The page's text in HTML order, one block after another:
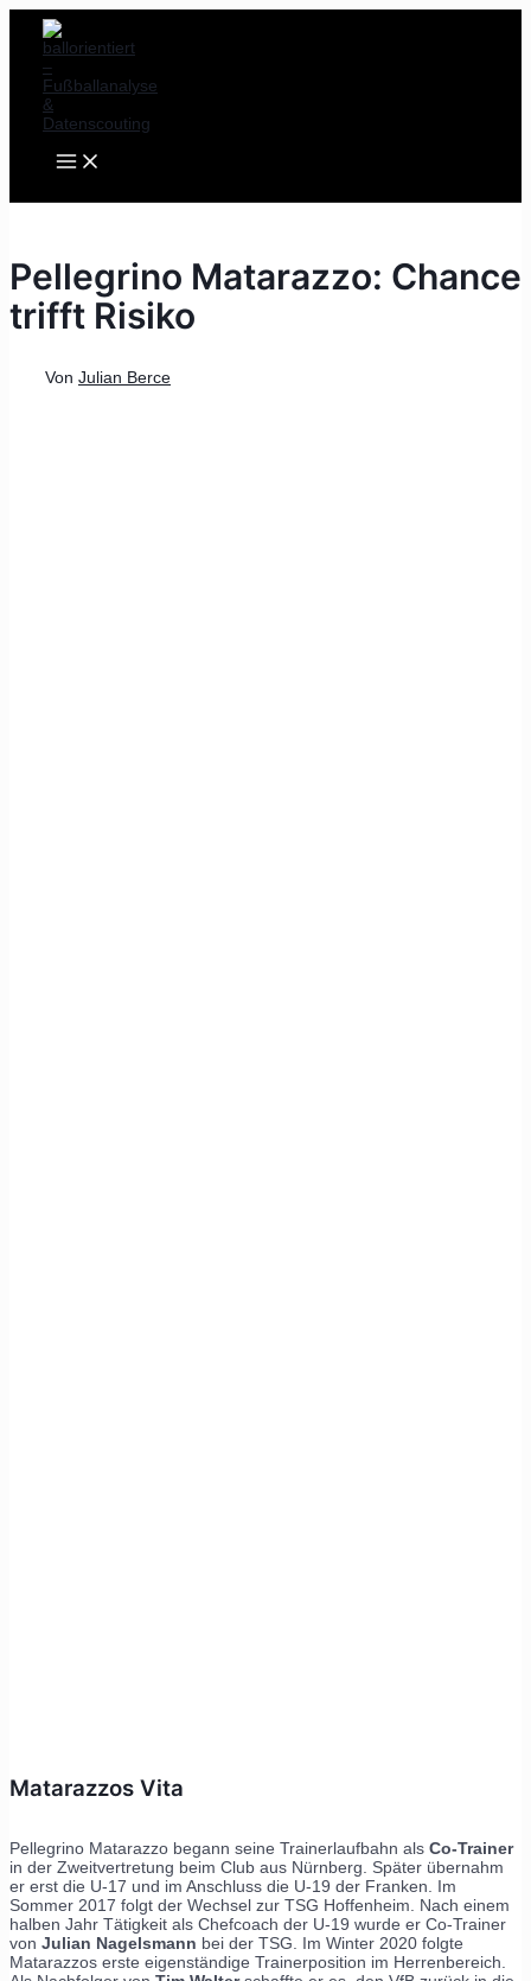
Zum
Inhalt
springen
MENU
Pellegrino Matarazzo: Chance
trifft Risiko
Von Julian Berce
Matarazzos Vita
Pellegrino Matarazzo begann seine Trainerlaufbahn als Co-Trainer
in der Zweitvertretung beim Club aus Nürnberg. Später übernahm
er erst die U-17 und im Anschluss die U-19 der Franken. Im
Sommer 2017 folgt der Wechsel zur TSG Hoffenheim. Nach einem
halben Jahr Tätigkeit als Chefcoach der U-19 wurde er Co-Trainer
von Julian Nagelsmann bei der TSG. Im Winter 2020 folgte
Matarazzos erste eigenständige Trainerposition im Herrenbereich.
Post
navigation